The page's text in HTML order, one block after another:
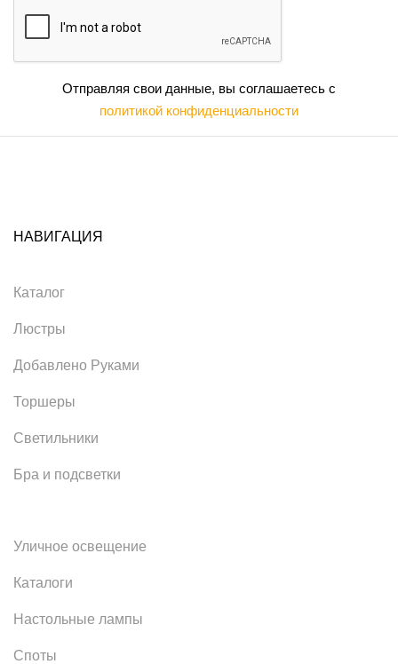
Отправляя свои данные, вы соглашаетесь с
политикой конфиденциальности
НАВИГАЦИЯ
Каталог
Люстры
Добавлено Руками
Торшеры
Светильники
Бра и подсветки
Уличное освещение
Каталоги
Настольные лампы
Споты